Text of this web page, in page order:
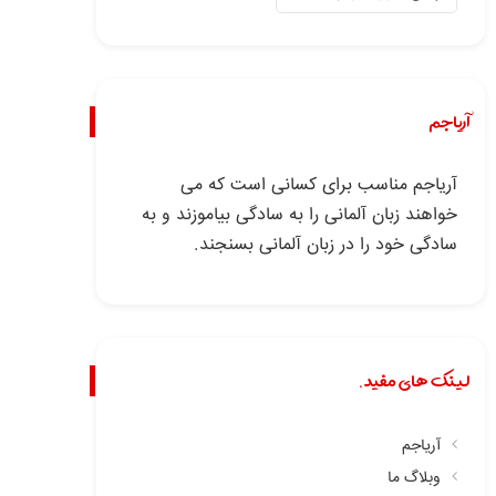
آریاجم
آریاجم مناسب برای کسانی است که می
خواهند زبان آلمانی را به سادگی بیاموزند و به
سادگی خود را در زبان آلمانی بسنجند.
لینک های مفید.
آریاجم
وبلاگ ما